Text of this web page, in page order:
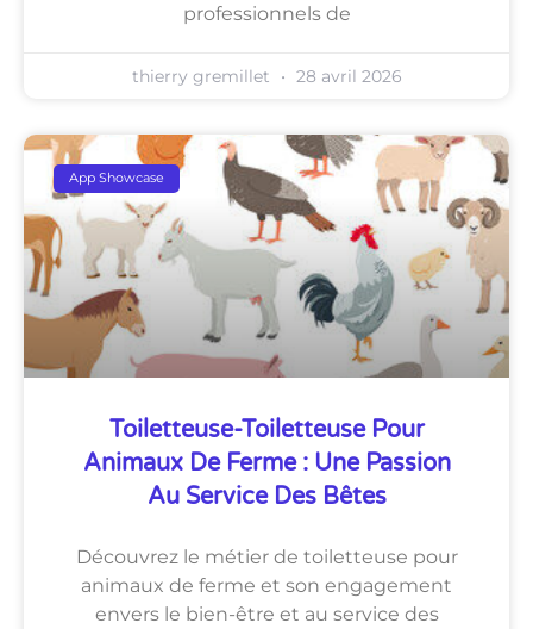
professionnels de
thierry gremillet 28 avril 2026
App Showcase
Toiletteuse-Toiletteuse Pour
Animaux De Ferme : Une Passion
Au Service Des Bêtes
Découvrez le métier de toiletteuse pour
animaux de ferme et son engagement
envers le bien-être et au service des